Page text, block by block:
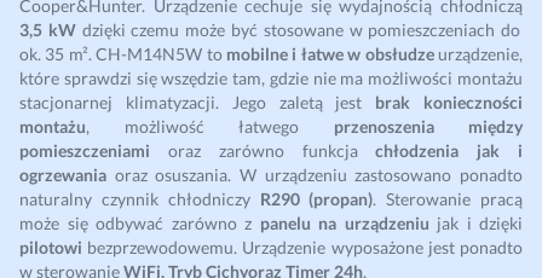
Cooper&Hunter. Urządzenie cechuje się wydajnością chłodniczą
3,5 kWdzięki czemu może być stosowane w pomieszczeniach do
ok. 35 m². CH-M14N5W to mobilne i łatwe w obsłudzeurządzenie,
które sprawdzi się wszędzie tam, gdzie nie ma możliwości montażu
stacjonarnej klimatyzacji. Jego zaletą jest brak konieczności
montażu, możliwość łatwego przenoszenia między
pomieszczeniami oraz zarówno funkcjachłodzenia jak i
ogrzewania oraz osuszania. W urządzeniu zastosowano ponadto
naturalny czynnik chłodniczy R290 (propan). Sterowanie pracą
może się odbywać zarówno z panelu na urządzeniu jak i dzięki
pilotowi bezprzewodowemu. Urządzenie wyposażone jest ponadto
w sterowanieWiFi, Tryb Cichyoraz Timer 24h.